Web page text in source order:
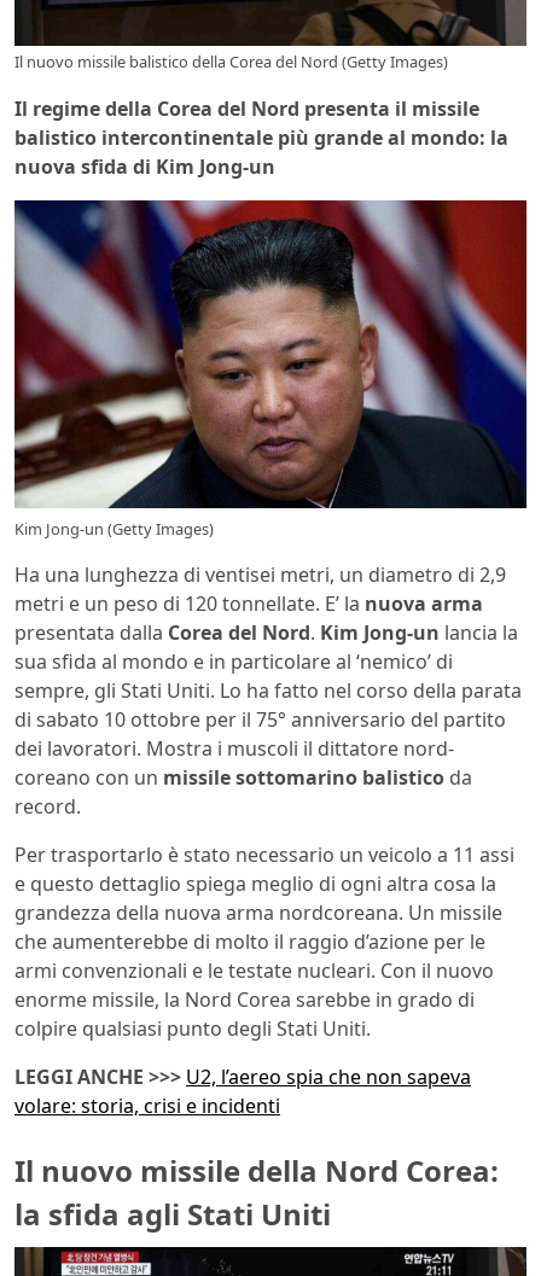
Il nuovo missile balistico della Corea del Nord (Getty Images)
Il regime della Corea del Nord presenta il missile
balistico intercontinentale più grande al mondo: la
nuova sfida di Kim Jong-un
Kim Jong-un (Getty Images)
Ha una lunghezza di ventisei metri, un diametro di 2,9
metri e un peso di 120 tonnellate. E’ la nuova arma
presentata dalla Corea del Nord. Kim Jong-un lancia la
sua sfida al mondo e in particolare al ‘nemico’ di
sempre, gli Stati Uniti. Lo ha fatto nel corso della parata
di sabato 10 ottobre per il 75° anniversario del partito
dei lavoratori. Mostra i muscoli il dittatore nord-
coreano con un missile sottomarino balistico da
record.
Per trasportarlo è stato necessario un veicolo a 11 assi
e questo dettaglio spiega meglio di ogni altra cosa la
grandezza della nuova arma nordcoreana. Un missile
che aumenterebbe di molto il raggio d’azione per le
armi convenzionali e le testate nucleari. Con il nuovo
enorme missile, la Nord Corea sarebbe in grado di
colpire qualsiasi punto degli Stati Uniti.
LEGGI ANCHE >>> U2, l’aereo spia che non sapeva
volare: storia, crisi e incidenti
Il nuovo missile della Nord Corea:
la sfida agli Stati Uniti